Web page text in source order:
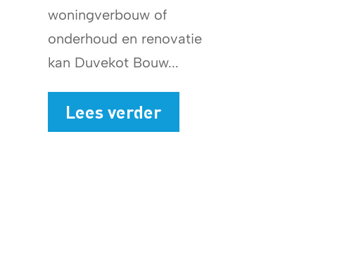
woningverbouw of
onderhoud en renovatie
kan Duvekot Bouw...
Lees verder